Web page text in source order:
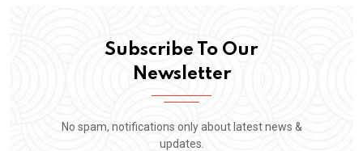
Subscribe To Our
Newsletter
No spam, notifications only about latest news &
updates.